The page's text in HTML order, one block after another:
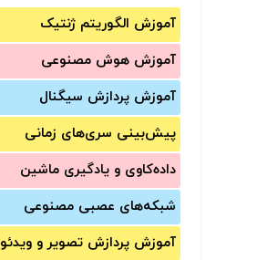
آموزش الگوریتم ژنتیک
آموزش‌ هوش مصنوعی
آموزش‌ پردازش سیگنال
پیش‌‌بینی سری‌‌های زمانی
داده‌کاوی و یادگیری ماشین
شبکه‌های عصبی مصنوعی
آموزش‌ پردازش تصویر و ویدئو